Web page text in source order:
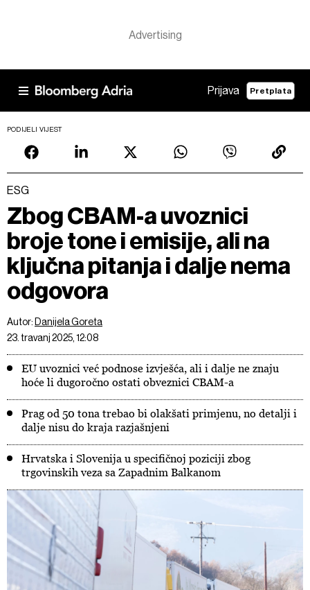
Prijava Pretplata
PODIJELI VIJEST
ESG
Zbog CBAM-a uvoznici
broje tone i emisije, ali na
ključna pitanja i dalje nema
odgovora
Autor: Danijela Goreta
23. travanj 2025, 12:08
EU uvoznici već podnose izvješća, ali i dalje ne znaju
hoće li dugoročno ostati obveznici CBAM-a
Prag od 50 tona trebao bi olakšati primjenu, no detalji i
dalje nisu do kraja razjašnjeni
Hrvatska i Slovenija u specifičnoj poziciji zbog
trgovinskih veza sa Zapadnim Balkanom